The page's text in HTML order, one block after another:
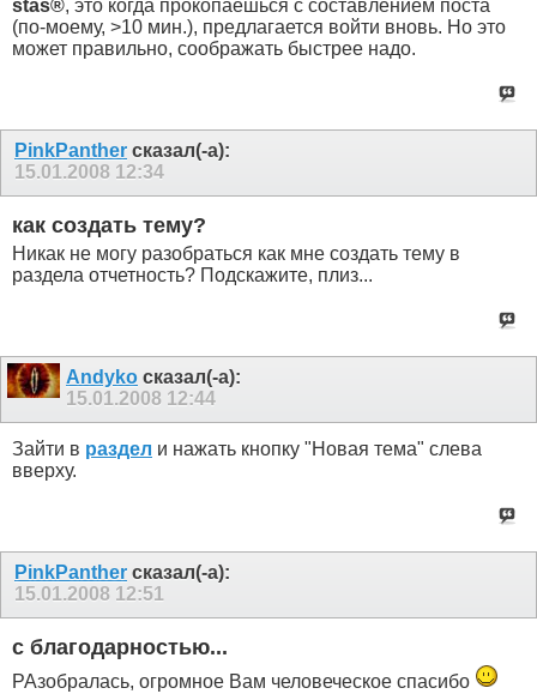
stas®, это когда прокопаешься с составлением поста
(по-моему, >10 мин.), предлагается войти вновь. Но это
может правильно, соображать быстрее надо.
PinkPanther сказал(-а):
15.01.2008 12:34
как создать тему?
Никак не могу разобраться как мне создать тему в
раздела отчетность? Подскажите, плиз...
Andyko сказал(-а):
15.01.2008 12:44
Зайти в раздел и нажать кнопку "Новая тема" слева
вверху.
PinkPanther сказал(-а):
15.01.2008 12:51
с благодарностью...
РАзобралась, огромное Вам человеческое спасибо